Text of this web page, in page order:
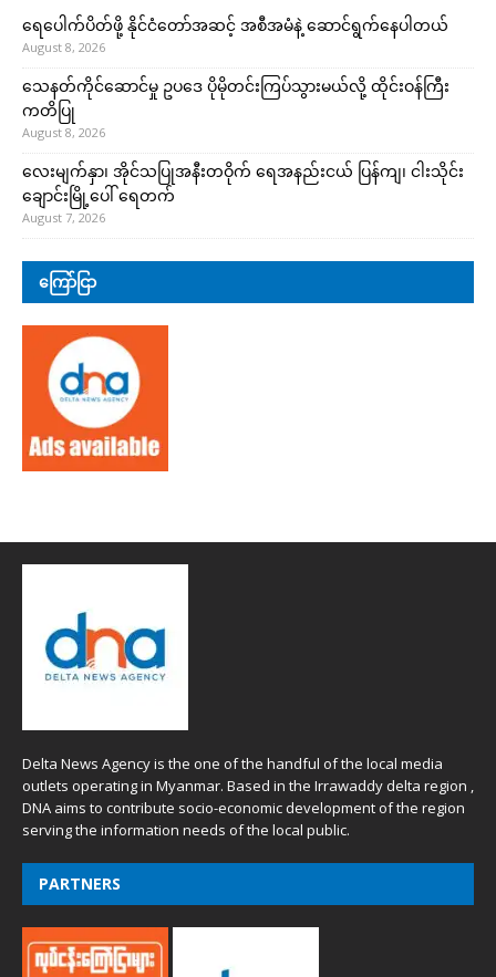
ရေပေါက်ပိတ်ဖို့ နိုင်ငံတော်အဆင့် အစီအမံနဲ့ ဆောင်ရွက်နေပါတယ်
August 8, 2026
သေနတ်ကိုင်ဆောင်မှု ဥပဒေ ပိုမိုတင်းကြပ်သွားမယ်လို့ ထိုင်းဝန်ကြီး
ကတိပြု
August 8, 2026
လေးမျက်နှာ၊ အိုင်သပြုအနီးတဝိုက် ရေအနည်းငယ် ပြန်ကျ၊ ငါးသိုင်း
ချောင်းမြို့ပေါ် ရေတက်
August 7, 2026
ကြော်ငြာ
Delta News Agency is the one of the handful of the local media
outlets operating in Myanmar. Based in the Irrawaddy delta region ,
DNA aims to contribute socio-economic development of the region
serving the information needs of the local public.
PARTNERS